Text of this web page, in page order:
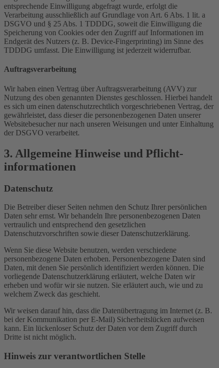
entsprechende Einwilligung abgefragt wurde, erfolgt die
Verarbeitung ausschließlich auf Grundlage von Art. 6 Abs. 1 lit. a
DSGVO und § 25 Abs. 1 TDDDG, soweit die Einwilligung die
Speicherung von Cookies oder den Zugriff auf Informationen im
Endgerät des Nutzers (z. B. Device-Fingerprinting) im Sinne des
TDDDG umfasst. Die Einwilligung ist jederzeit widerrufbar.
Auftragsverarbeitung
Wir haben einen Vertrag über Auftragsverarbeitung (AVV) zur
Nutzung des oben genannten Dienstes geschlossen. Hierbei handelt
es sich um einen datenschutzrechtlich vorgeschriebenen Vertrag, der
gewährleistet, dass dieser die personenbezogenen Daten unserer
Websitebesucher nur nach unseren Weisungen und unter Einhaltung
der DSGVO verarbeitet.
3. Allgemeine Hinweise und Pflicht­
informationen
Datenschutz
Die Betreiber dieser Seiten nehmen den Schutz Ihrer persönlichen
Daten sehr ernst. Wir behandeln Ihre personenbezogenen Daten
vertraulich und entsprechend den gesetzlichen
Datenschutzvorschriften sowie dieser Datenschutzerklärung.
Wenn Sie diese Website benutzen, werden verschiedene
personenbezogene Daten erhoben. Personenbezogene Daten sind
Daten, mit denen Sie persönlich identifiziert werden können. Die
vorliegende Datenschutzerklärung erläutert, welche Daten wir
erheben und wofür wir sie nutzen. Sie erläutert auch, wie und zu
welchem Zweck das geschieht.
Wir weisen darauf hin, dass die Datenübertragung im Internet (z. B.
bei der Kommunikation per E-Mail) Sicherheitslücken aufweisen
kann. Ein lückenloser Schutz der Daten vor dem Zugriff durch
Dritte ist nicht möglich.
Hinweis zur verantwortlichen Stelle